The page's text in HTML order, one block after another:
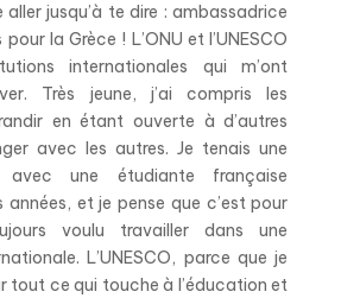
aller jusqu’à te dire : ambassadrice
la Grèce ! L’ONU et l’UNESCO
internationales qui m’ont
Très jeune, j’ai compris les
en étant ouverte à d’autres
avec les autres. Je tenais une
avec une étudiante française
années, et je pense que c’est pour
voulu travailler dans une
L’UNESCO, parce que je
tout ce qui touche à l’éducation et